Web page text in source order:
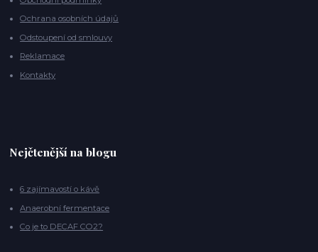
Ochrana osobních údajů
Odstoupení od smlouvy
Reklamace
Kontakty
Nejčtenější na blogu
6 zajímavostí o kávě
Anaerobní fermentace
Co je to DECAF CO2?